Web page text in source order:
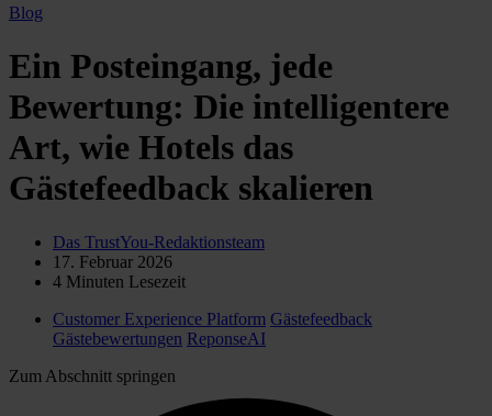
Blog
Ein Posteingang, jede
Bewertung: Die intelligentere
Art, wie Hotels das
Gästefeedback skalieren
Das TrustYou-Redaktionsteam
17. Februar 2026
4 Minuten Lesezeit
Customer Experience Platform Gästefeedback
Gästebewertungen ReponseAI
Zum Abschnitt springen